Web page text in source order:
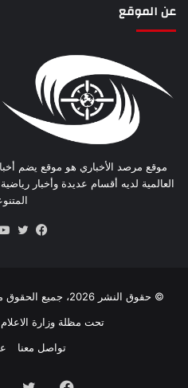
عن الموقع
موقع مرصد الأخباري هو موقع يضم
العالمية لديه أقسام عديدة وأخبار
© حقوق النشر 2026، جميع الحقوق محفوظة لصحيفة مرصد الإلكترونية
تحت مظلة وزارة الاعلام
تواصل معنا